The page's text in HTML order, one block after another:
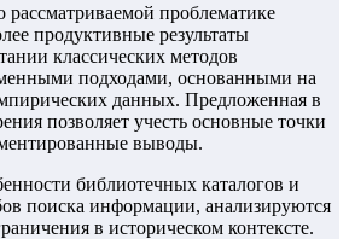
рассматриваемой проблематике
продуктивные результаты
классических методов
подходами, основанными на
данных. Предложенная в
позволяет учесть основные точки
выводы.
библиотечных каталогов и
поиска информации, анализируются
в историческом контексте.